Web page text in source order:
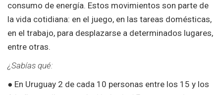
consumo de energía. Estos movimientos son parte de
la vida cotidiana: en el juego, en las tareas domésticas,
en el trabajo, para desplazarse a determinados lugares,
entre otras.
¿Sabías qué:
● En Uruguay 2 de cada 10 personas entre los 15 y los